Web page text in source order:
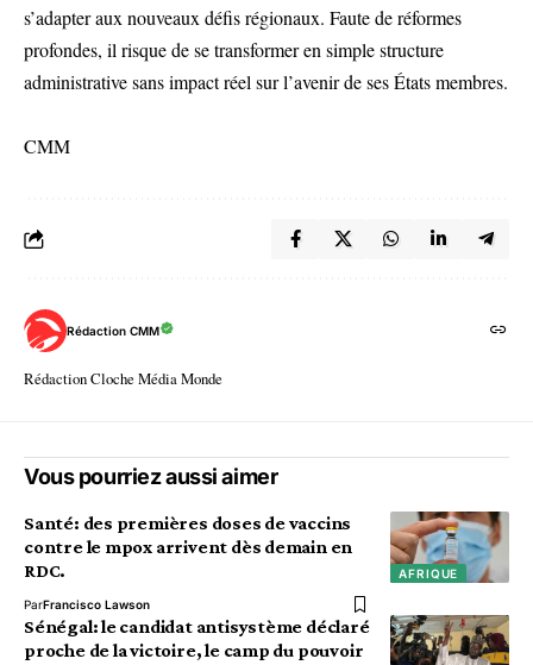
s’adapter aux nouveaux défis régionaux. Faute de réformes
profondes, il risque de se transformer en simple structure
administrative sans impact réel sur l’avenir de ses États membres.
CMM
Rédaction CMM
Rédaction Cloche Média Monde
Vous pourriez aussi aimer
AFRIQUE
Santé: des premières doses de vaccins
contre le mpox arrivent dès demain en
RDC.
ParFrancisco Lawson
Sénégal: le candidat antisystème déclaré
proche de la victoire, le camp du pouvoir